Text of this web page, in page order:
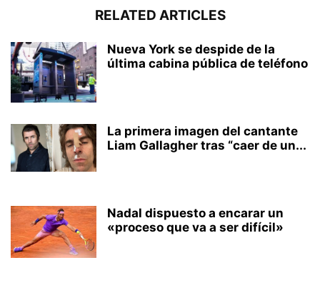
RELATED ARTICLES
Nueva York se despide de la
última cabina pública de teléfono
La primera imagen del cantante
Liam Gallagher tras “caer de un...
Nadal dispuesto a encarar un
«proceso que va a ser difícil»